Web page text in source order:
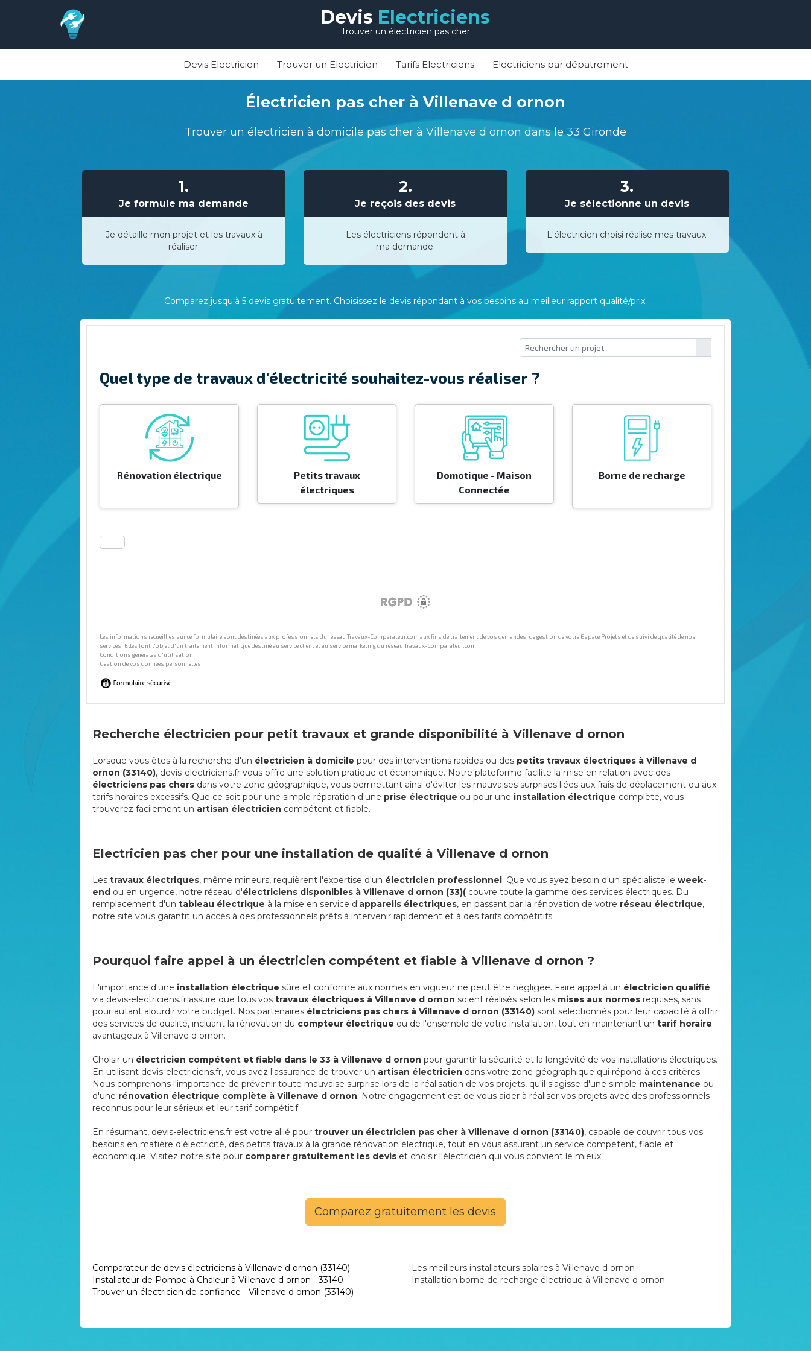
Devis Electriciens
Trouver un électricien pas cher
Devis Electricien Trouver un Electricien Tarifs Electriciens Electriciens par dépatrement
Électricien pas cher à Villenave d ornon
Trouver un électricien à domicile pas cher à Villenave d ornon dans le 33 Gironde
1.
Je formule ma demande
Je détaille mon projet et les travaux à
réaliser.
2.
Je reçois des devis
Les électriciens répondent à
ma demande.
3.
Je sélectionne un devis
L'électricien choisi réalise mes travaux.
Comparez jusqu'à 5 devis gratuitement. Choisissez le devis répondant à vos besoins au meilleur rapport qualité/prix.
Recherche électricien pour petit travaux et grande disponibilité à Villenave d ornon
Lorsque vous êtes à la recherche d'un électricien à domicile pour des interventions rapides ou des petits travaux électriques à Villenave d
ornon (33140), devis-electriciens.fr vous offre une solution pratique et économique. Notre plateforme facilite la mise en relation avec des
électriciens pas chersdans votre zone géographique, vous permettant ainsi d'éviter les mauvaises surprises liées aux frais de déplacement ou aux
tarifs horaires excessifs. Que ce soit pour une simple réparation d'une prise électrique ou pour une installation électrique complète, vous
trouverez facilement un artisan électricien compétent et fiable.
Electricien pas cher pour une installation de qualité à Villenave d ornon
Les travaux électriques, même mineurs, requièrent l'expertise d'un électricien professionnel. Que vous ayez besoin d'un spécialiste le week-
endou en urgence, notre réseau d'électriciens disponibles à Villenave d ornon (33)(couvre toute la gamme des services électriques. Du
remplacement d'un tableau électrique à la mise en service d'appareils électriques, en passant par la rénovation de votre réseau électrique,
notre site vous garantit un accès à des professionnels prêts à intervenir rapidement et à des tarifs compétitifs.
Pourquoi faire appel à un électricien compétent et fiable à Villenave d ornon ?
L'importance d'une installation électrique sûre et conforme aux normes en vigueur ne peut être négligée. Faire appel à un électricien qualifié
via devis-electriciens.fr assure que tous vos travaux électriques à Villenave d ornon soient réalisés selon les mises aux normesrequises, sans
pour autant alourdir votre budget. Nos partenaires électriciens pas chers à Villenave d ornon (33140) sont sélectionnés pour leur capacité à offrir
des services de qualité, incluant la rénovation du compteur électrique ou de l'ensemble de votre installation, tout en maintenant un tarif horaire
avantageux à Villenave d ornon.
Choisir un électricien compétent et fiable dans le 33 à Villenave d ornon pour garantir la sécurité et la longévité de vos installations électriques.
En utilisant devis-electriciens.fr, vous avez l'assurance de trouver un artisan électricien dans votre zone géographique qui répond à ces critères.
Nous comprenons l'importance de prévenir toute mauvaise surprise lors de la réalisation de vos projets, qu'il s'agisse d'une simple maintenance ou
d'une rénovation électrique complète à Villenave d ornon. Notre engagement est de vous aider à réaliser vos projets avec des professionnels
reconnus pour leur sérieux et leur tarif compétitif.
En résumant, devis-electriciens.fr est votre allié pour trouver un électricien pas cher à Villenave d ornon (33140), capable de couvrir tous vos
besoins en matière d'électricité, des petits travaux à la grande rénovation électrique, tout en vous assurant un service compétent, fiable et
économique. Visitez notre site pour comparer gratuitement les deviset choisir l'électricien qui vous convient le mieux.
Comparez gratuitement les devis
Comparateur de devis électriciens à Villenave d ornon (33140)
Installateur de Pompe à Chaleur à Villenave d ornon - 33140
Trouver un électricien de confiance - Villenave d ornon (33140)
Les meilleurs installateurs solaires à Villenave d ornon
Installation borne de recharge électrique à Villenave d ornon